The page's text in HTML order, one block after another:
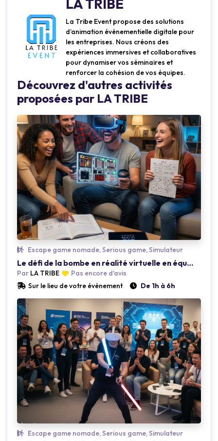
LA TRIBE
La Tribe Event propose des solutions
d’animation événementielle digitale pour
les entreprises. Nous créons des
expériences immersives et collaboratives
pour dynamiser vos séminaires et
renforcer la cohésion de vos équipes.
Découvrez d'autres activités
proposées par LA TRIBE
Loading...
Escape game nomade, Serious game, Simulateur
Le défi de la bombe en réalité virtuelle en équipe
Par LA TRIBE
Pas encore d'avis
Sur le lieu de votre événement
De 1h à 6h
Loading...
Escape game nomade, Serious game, Simulateur